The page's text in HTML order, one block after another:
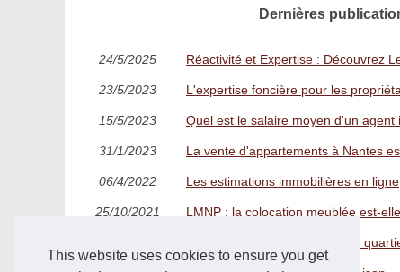
This website uses cookies to ensure you get
Dernières
24/5/2025 Réactivité et Expertise : Découvrez
23/5/2023 L'expertise foncière pour les
15/5/2023 Quel est le salaire moyen d'un agent
31/1/2023 La vente d'appartements à Nantes
06/4/2022 Les estimations immobilières en ligne
25/10/2021 LMNP : la colocation meublée est-
Nos solutions pour changer de